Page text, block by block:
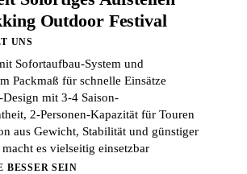
Outdoor Festival
UNS
Sofortaufbau-System und
Packmaß für schnelle Einsätze
mit 3-4 Saison-
2-Personen-Kapazität für Touren
aus Gewicht, Stabilität und günstiger
macht es vielseitig einsetzbar
BESSER SEIN